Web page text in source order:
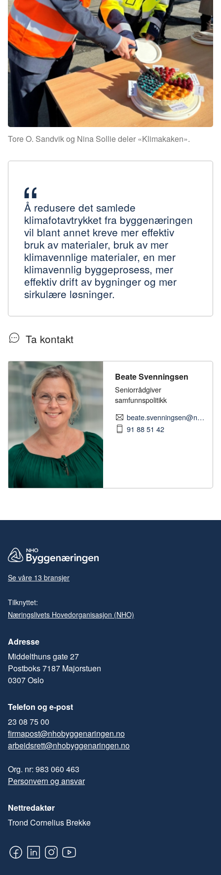
Tore O. Sandvik og Nina Sollie deler «Klimakaken».
Å redusere det samlede
klimafotavtrykket fra byggenæringen
vil blant annet kreve mer effektiv
bruk av materialer, bruk av mer
klimavennlige materialer, en mer
klimavennlig byggeprosess, mer
effektiv drift av bygninger og mer
sirkulære løsninger.
Ta kontakt
Beate Svenningsen
Seniorrådgiver
samfunnspolitikk
beate.svenningsen@nhobyggenaringen.no
91 88 51 42
Se våre 13 bransjer
Tilknyttet:
Næringslivets Hovedorganisasjon (NHO)
Adresse
Middelthuns gate 27
Postboks 7187 Majorstuen
0307 Oslo
Telefon og e-post
23 08 75 00
firmapost@nhobyggenaringen.no
arbeidsrett@nhobyggenaringen.no
Org. nr: 983 060 463
Personvern og ansvar
Nettredaktør
Trond Cornelius Brekke